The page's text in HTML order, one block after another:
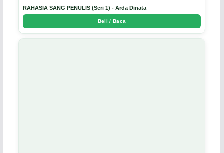
RAHASIA SANG PENULIS (Seri 1) - Arda Dinata
Beli / Baca